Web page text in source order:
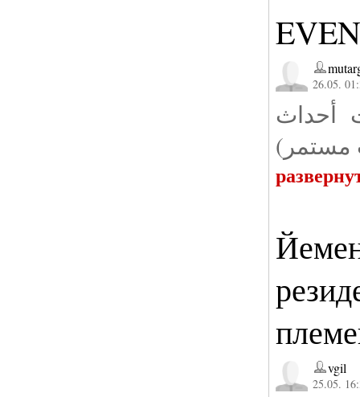
26.05.
أحداث
مستمر)
vgil
25.05.